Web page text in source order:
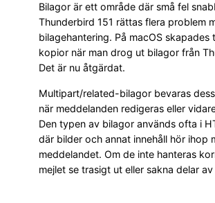
Bilagor är ett område där små fel
Thunderbird 151 rättas flera problem
bilagehantering. På macOS skapades
kopior när man drog ut bilagor från
Det är nu åtgärdat.
Multipart/related-bilagor bevaras
när meddelanden redigeras eller
Den typen av bilagor används ofta i
där bilder och annat innehåll hör ihop
meddelandet. Om de inte hanteras
mejlet se trasigt ut eller sakna delar av